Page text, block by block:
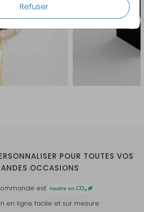
Refuser
POUR TOUTES VOS
OCCASIONS
est
en ligne facile et sur mesure